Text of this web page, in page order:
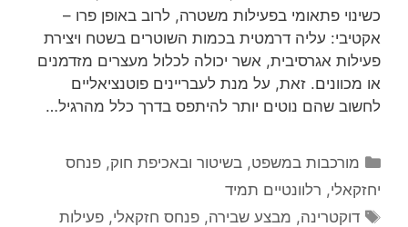
כשינוי פתאומי בפעילות משטרה, לרוב באופן פרו –
אקטיבי: עליה דרמטית בכמות השוטרים בשטח ויצירת
פעילות אגרסיבית, אשר יכולה לכלול מעצרים מזדמנים
או מכוונים. זאת, על מנת לעבריינים פוטנציאליים
לחשוב שהם נוטים יותר להיתפס בדרך כלל מהרגיל…
קטגוריות
מורכבות במשפט, בשיטור ובאכיפת חוק,פנחס
יחזקאלי, רלוונטיים תמיד
תגיות
דוקטרינה, מבצע שבירה,פנחס חזקאלי,פעילות